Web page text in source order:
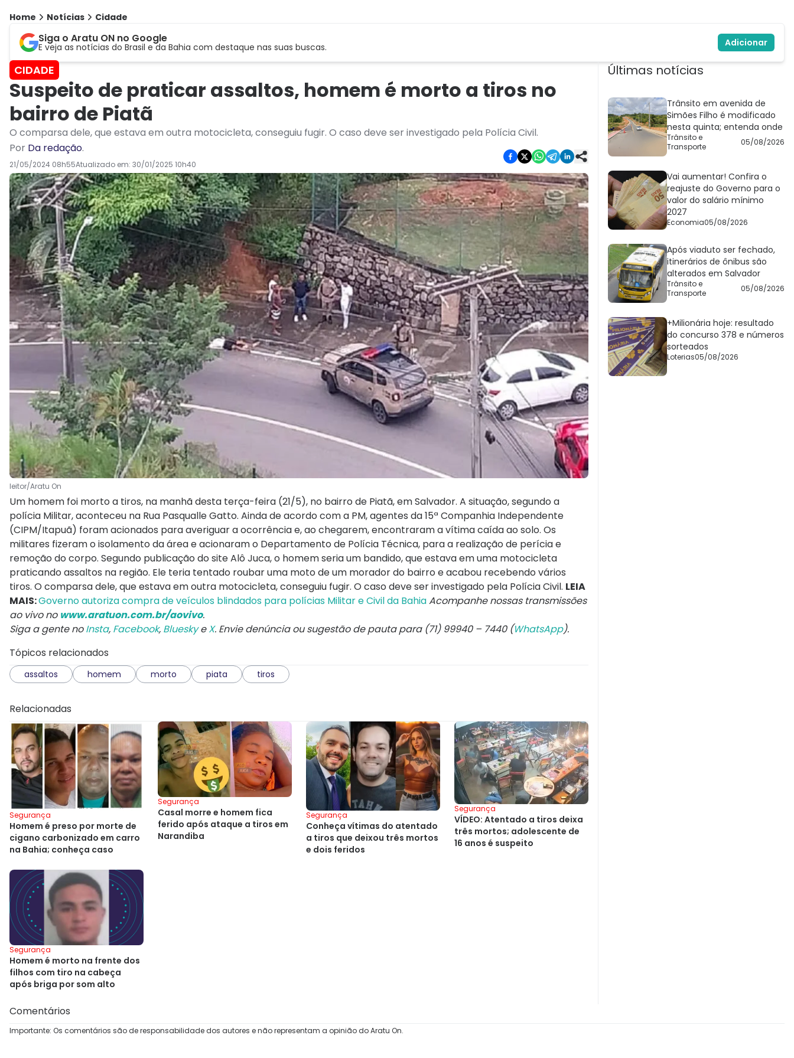
Home Notícias Cidade
Siga o Aratu ON no Google
E veja as notícias do Brasil e da Bahia com destaque nas suas buscas. Adicionar
CIDADE
Suspeito de praticar assaltos, homem é morto a tiros no
bairro de Piatã
O comparsa dele, que estava em outra motocicleta, conseguiu fugir. O caso deve ser investigado pela Polícia Civil.
Por Da redação.
21/05/2024 08h55Atualizado em: 30/01/2025 10h40
leitor/Aratu On
Um homem foi morto a tiros, na manhã desta terça-feira (21/5), no bairro de Piatã, em Salvador. A situação, segundo a
polícia Militar, aconteceu na Rua Pasqualle Gatto. Ainda de acordo com a PM, agentes da 15ª Companhia Independente
(CIPM/Itapuã) foram acionados para averiguar a ocorrência e, ao chegarem, encontraram a vítima caída ao solo. Os
militares fizeram o isolamento da área e acionaram o Departamento de Polícia Técnica, para a realização de perícia e
remoção do corpo. Segundo publicação do site Alô Juca, o homem seria um bandido, que estava em uma motocicleta
praticando assaltos na região. Ele teria tentado roubar uma moto de um morador do bairro e acabou recebendo vários
tiros. O comparsa dele, que estava em outra motocicleta, conseguiu fugir. O caso deve ser investigado pela Polícia Civil. LEIA
MAIS:Governo autoriza compra de veículos blindados para polícias Militar e Civil da BahiaAcompanhe nossas transmissões
ao vivo no www.aratuon.com.br/aovivo.
Siga a gente noInsta, Facebook, BlueskyeX. Envie denúncia ou sugestão de pauta para (71) 99940 – 7440 (WhatsApp).
Tópicos relacionados
assaltos homem morto piata tiros
Relacionadas
Segurança
Homem é preso por morte de
cigano carbonizado em carro
na Bahia; conheça caso
Segurança
Casal morre e homem fica
ferido após ataque a tiros em
Narandiba
Segurança
Conheça vítimas do atentado
a tiros que deixou três mortos
e dois feridos
Segurança
VÍDEO: Atentado a tiros deixa
três mortos; adolescente de
16 anos é suspeito
Segurança
Homem é morto na frente dos
filhos com tiro na cabeça
após briga por som alto
Últimas notícias
Trânsito em avenida de
Simões Filho é modificado
nesta quinta; entenda onde
Trânsito e
Transporte
05/08/2026
Vai aumentar! Confira o
reajuste do Governo para o
valor do salário mínimo
2027
Economia05/08/2026
Após viaduto ser fechado,
itinerários de ônibus são
alterados em Salvador
Trânsito e
Transporte
05/08/2026
+Milionária hoje: resultado
do concurso 378 e números
sorteados
Loterias05/08/2026
Comentários
Importante: Os comentários são de responsabilidade dos autores e não representam a opinião do Aratu On.